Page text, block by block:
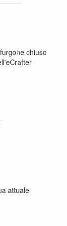
chiuso
attuale